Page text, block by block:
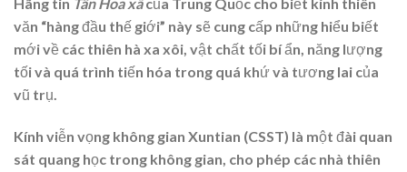
Hãng tin Tân Hoa xãcủa Trung Quốc cho biết kính thiên
văn “hàng đầu thế giới” này sẽ cung cấp những hiểu biết
mới về các thiên hà xa xôi, vật chất tối bí ẩn, năng lượng
tối và quá trình tiến hóa trong quá khứ và tương lai của
vũ trụ.
Kính viễn vọng không gian Xuntian (CSST) là một đài quan
sát quang học trong không gian, cho phép các nhà thiên